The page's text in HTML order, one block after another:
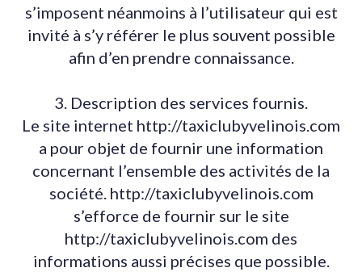
s’imposent néanmoins à l’utilisateur qui est
invité à s’y référer le plus souvent possible
afin d’en prendre connaissance.
3. Description des services fournis.
Le site internet http://taxiclubyvelinois.com
a pour objet de fournir une information
concernant l’ensemble des activités de la
société. http://taxiclubyvelinois.com
s’efforce de fournir sur le site
http://taxiclubyvelinois.com des
informations aussi précises que possible.